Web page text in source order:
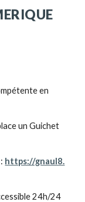
en
un Guichet
https://gnaul8.
24h/24